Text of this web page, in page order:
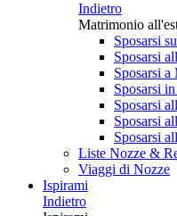
Indietro
Matrimonio
Sposarsi
Sposarsi
Sposarsi
Sposarsi
Sposarsi
Sposarsi
Sposarsi
Liste Nozze &
Viaggi di Nozze
Ispirami
Indietro